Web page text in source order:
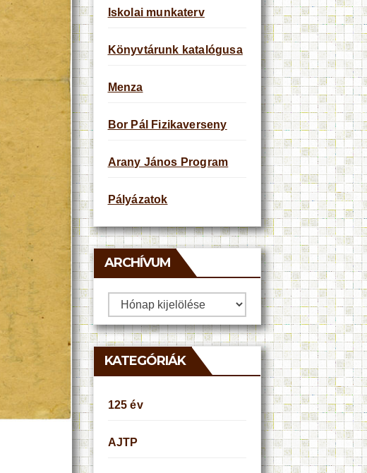
Iskolai munkaterv
Könyvtárunk katalógusa
Menza
Bor Pál Fizikaverseny
Arany János Program
Pályázatok
ARCHÍVUM
Archívum
KATEGÓRIÁK
125 év
AJTP